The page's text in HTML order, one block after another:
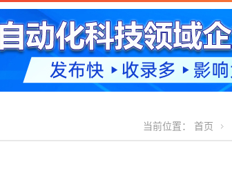
当前位置： 首页